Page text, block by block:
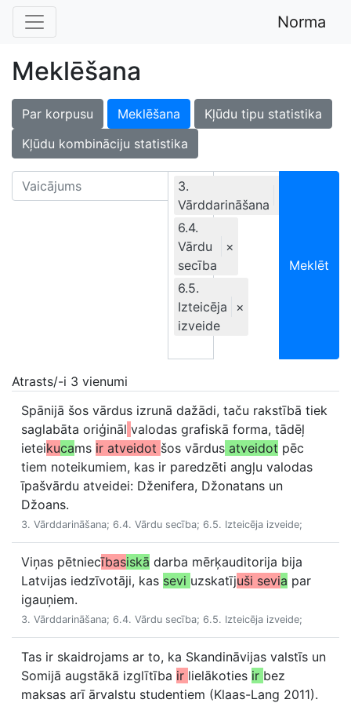
Norma
Meklēšana
Par korpusu Meklēšana
Kļūdu tipu statistika
Kļūdu kombināciju statistika
3.
Vārddarināšana
6.4.
Vārdu
secība
×
6.5.
Izteicēja
izveide
×
Ekskluzīvi
Meklēt
Atrasts/-i 3 vienumi
Spānijā šos vārdus izrunā dažādi, taču rakstībā tiek
saglabāta oriģināl valodas grafiskā forma, tādēļ
ieteikucams ir atveidot šos vārdus atveidot pēc
tiem noteikumiem, kas ir paredzēti angļu valodas
īpašvārdu atveidei: Dženifera, Džonatans un
Džoans.
3. Vārddarināšana; 6.4. Vārdu secība; 6.5. Izteicēja izveide;
Viņas pētniecībasiskā darba mērķauditorija bija
Latvijas iedzīvotāji, kas sevi uzskatījuši sevia par
igauņiem.
3. Vārddarināšana; 6.4. Vārdu secība; 6.5. Izteicēja izveide;
Tas ir skaidrojams ar to, ka Skandināvijas valstīs un
Somijā augstākā izglītība ir lielākoties ir bez
maksas arī ārvalstu studentiem (Klaas-Lang 2011).